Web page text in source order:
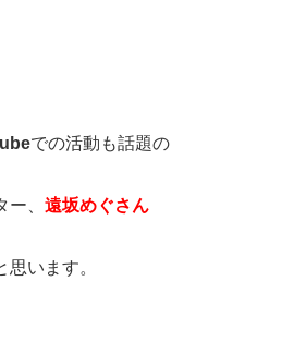
での活動も話題の
、 遠坂めぐさん
います。